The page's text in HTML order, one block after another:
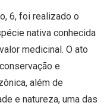
6, foi realizado o
nativa conhecida
medicinal. O ato
e
além de
e natureza, uma das